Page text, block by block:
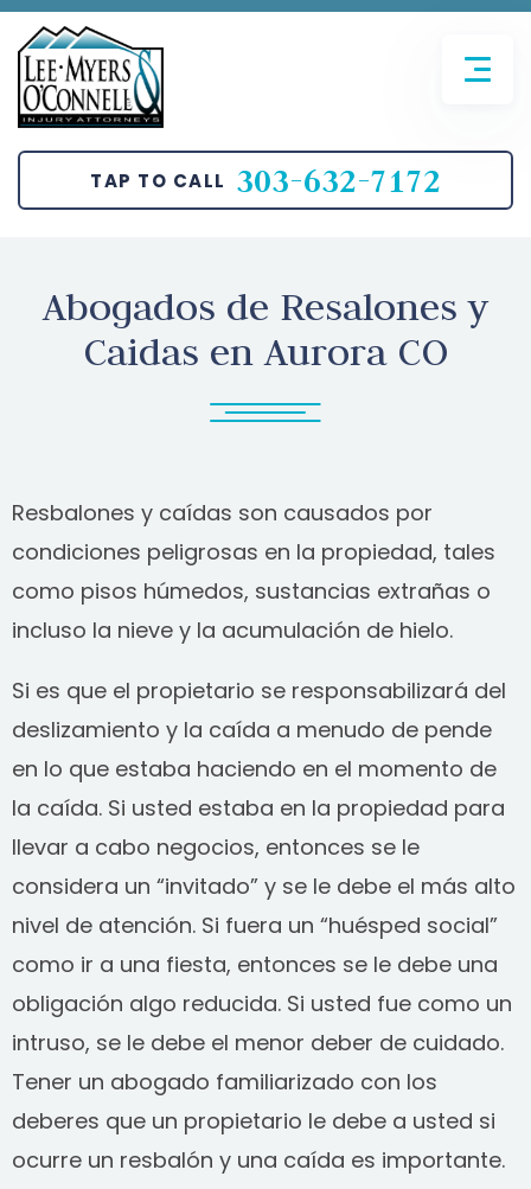
TAP TO CALL 303-632-7172
Abogados de Resalones y
Caidas en Aurora CO
Resbalones y caídas son causados por
condiciones peligrosas en la propiedad, tales
como pisos húmedos, sustancias extrañas o
incluso la nieve y la acumulación de hielo.
Si es que el propietario se responsabilizará del
deslizamiento y la caída a menudo de pende
en lo que estaba haciendo en el momento de
la caída. Si usted estaba en la propiedad para
llevar a cabo negocios, entonces se le
considera un “invitado” y se le debe el más alto
nivel de atención. Si fuera un “huésped social”
como ir a una fiesta, entonces se le debe una
obligación algo reducida. Si usted fue como un
intruso, se le debe el menor deber de cuidado.
Tener un abogado familiarizado con los
deberes que un propietario le debe a usted si
ocurre un resbalón y una caída es importante.
FIRM OVERVIEW
JOHN T. O’CONNELL
SANGHUN LEE
AVIATION ACCIDENTS
BICYCLE ACCIDENTS
CAR ACCIDENTS
PEDESTRIAN ACCIDENTS
WRONGFUL DEATH
SEE ALL PRACTICE AREAS